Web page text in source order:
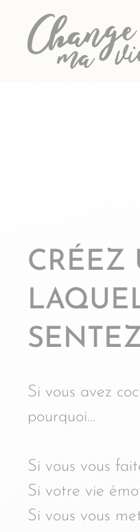
Passer
CRÉEZ
Si vous avez
pourquoi…
Si vous vous
Si votre vie
Si vous vous